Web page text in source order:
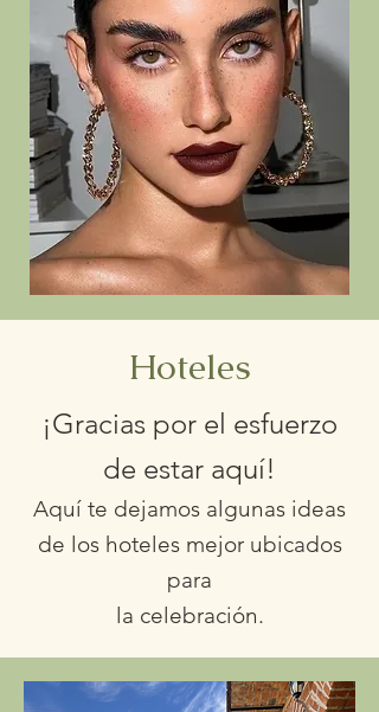
Hoteles
¡Gracias por el esfuerzo
de estar aquí!
Aquí te dejamos algunas ideas
de los hoteles mejor ubicados
para
la celebración.